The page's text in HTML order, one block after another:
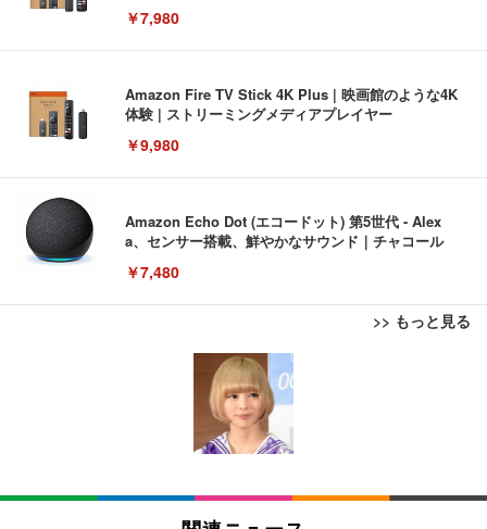
￥7,980
Amazon Fire TV Stick 4K Plus | 映画館のような4K
体験 | ストリーミングメディアプレイヤー
￥9,980
Amazon Echo Dot (エコードット) 第5世代 - Alex
a、センサー搭載、鮮やかなサウンド｜チャコール
￥7,480
>> もっと見る
[EdoErgo] オフィスチェア 椅子 テレワーク 疲れな
い 跳ね上げ式アームレスト コンパクト 約105度ロッ
キング pc 事務椅子 360度回転 座面昇降 強化ナイロ
ン樹脂ベース 通気性メッシュ 在宅ワーク H-WY01
(黒網+黒枠+黒足)
SIHOO B100 オフィスチェア／デスクチェア メッシ
ュチェア 人間工学 疲れない ブラック
EIZO ビジネス向けプレミアムモニター | FlexScan
EV3240X-WT | 31.5型4K UHD・USB Type-C・ホワ
EIZO ビジネス向けプレミアムモニター | FlexScan
Amazonベーシック ペットシーツ 薄型 レギュラー 1
回使い捨て 無香料 ホワイト 300枚
Amazonベーシック ペットシーツ 厚型 ワイド 42枚
x2袋(84枚) ホワイト(吸収面:ライトブルー)